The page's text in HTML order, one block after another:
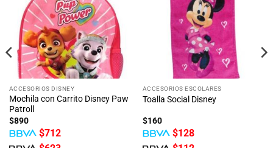
lista
de
deseos
ACCESORIOS DISNEY
Mochila con Carrito Disney Paw
Patroll
$890
$712
ACCESORIOS ESCOLARES
Toalla Social Disney
$160
$128